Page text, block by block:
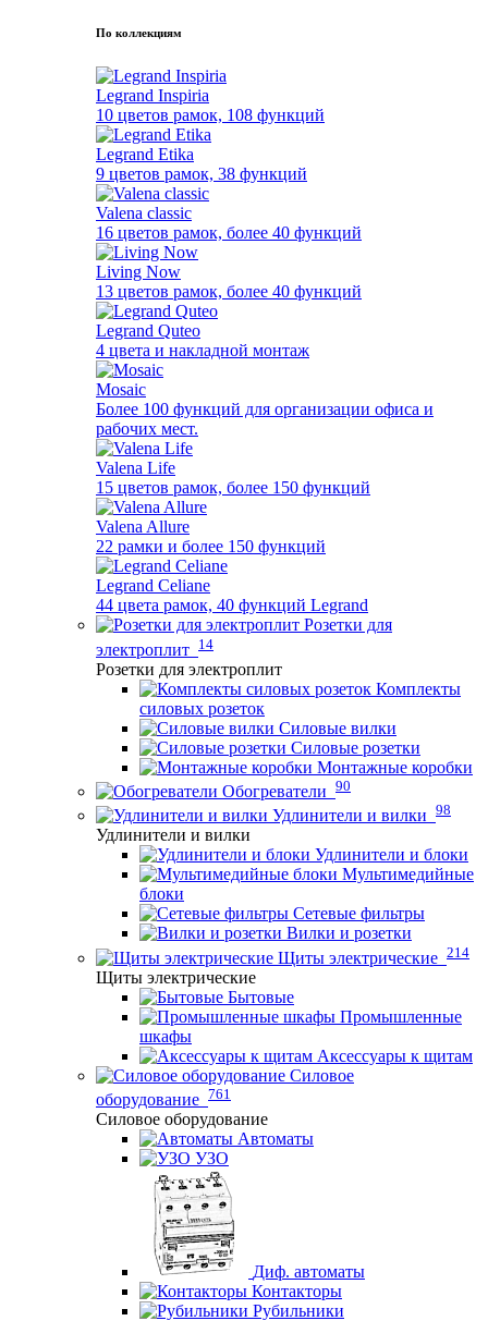
По коллекциям
Legrand Inspiria
10 цветов рамок, 108 функций
Legrand Etika
9 цветов рамок, 38 функций
Valena classic
16 цветов рамок, более 40 функций
Living Now
13 цветов рамок, более 40 функций
Legrand Quteo
4 цвета и накладной монтаж
Mosaic
Более 100 функций для организации офиса и
рабочих мест.
Valena Life
15 цветов рамок, более 150 функций
Valena Allure
22 рамки и более 150 функций
Legrand Celiane
44 цвета рамок, 40 функций Legrand
Розетки для
электроплит 14
Розетки для электроплит
Комплекты
силовых розеток
Силовые вилки
Силовые розетки
Монтажные коробки
Обогреватели 90
Удлинители и вилки 98
Удлинители и вилки
Удлинители и блоки
Мультимедийные
блоки
Сетевые фильтры
Вилки и розетки
Щиты электрические 214
Щиты электрические
Бытовые
Промышленные
шкафы
Аксессуары к щитам
Силовое
оборудование 761
Силовое оборудование
Автоматы
УЗО
Диф. автоматы
Контакторы
Рубильники